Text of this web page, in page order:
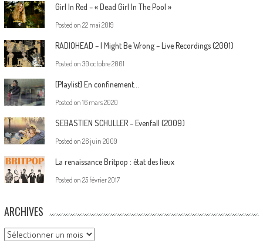
Girl In Red – « Dead Girl In The Pool »
Posted on 22 mai 2019
RADIOHEAD – I Might Be Wrong – Live Recordings (2001)
Posted on 30 octobre 2001
[Playlist] En confinement…
Posted on 16 mars 2020
SEBASTIEN SCHULLER – Evenfall (2009)
Posted on 26 juin 2009
La renaissance Britpop : état des lieux
Posted on 25 février 2017
ARCHIVES
Archives